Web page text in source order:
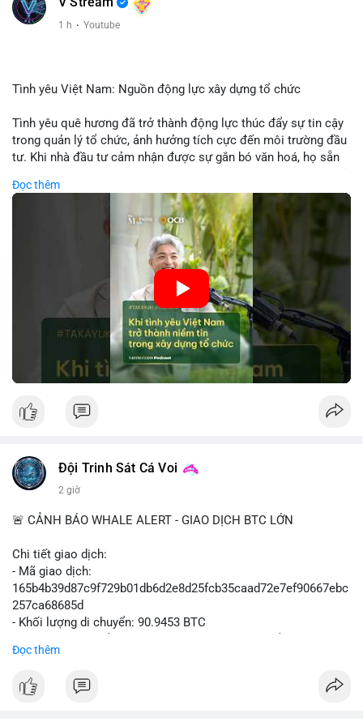
1 h · Youtube
Tình yêu Việt Nam: Nguồn động lực xây dựng tổ chức
Tình yêu quê hương đã trở thành động lực thúc đẩy sự tin cậy
trong quản lý tổ chức, ảnh hưởng tích cực đến môi trường đầu
tư. Khi nhà đầu tư cảm nhận được sự gắn bó văn hoá, họ sẵn
các công ty blockchain và tiền mã hoá. Sự tăng cường niềm
tin này giúp giảm rủi ro thị trường, cải thiện chi phí vốn và thúc
đẩy sự phát triển bền vững của ngành công nghệ tài chính. Các
nhà quản lý cần khai thác tinh thần này để xây dựng chiến lược
phát triển bền vững và thu hút vốn đầu tư.
🎥 Xem video trực tiếp tại:
Nguồn: VIETSUCCESS
Đọc thêm
Đội Trinh Sát Cá Voi
2 giờ
🚨 CẢNH BÁO WHALE ALERT - GIAO DỊCH BTC LỚN
Chi tiết giao dịch:
- Mã giao dịch:
165b4b39d87c9f729b01db6d2e8d25fcb35caad72e7ef90667ebc
257ca68685d
- Khối lượng di chuyển: 90.9453 BTC
USD)
Đọc thêm